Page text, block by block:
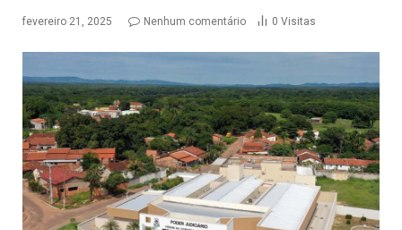
fevereiro 21, 2025 Nenhum comentário 0 Visitas